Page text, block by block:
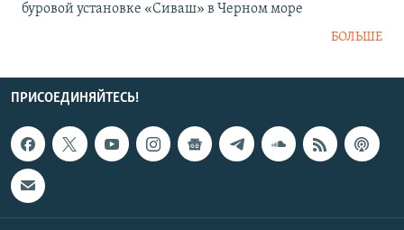
буровой установке «Сиваш» в Черном море
БОЛЬШЕ
ПРИСОЕДИНЯЙТЕСЬ!